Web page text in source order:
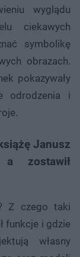
wyglądu
ciekawych
symbolikę
obrazach.
pokazywały
odrodzenia i
Janusz
a zostawił
Z czego taki
funkcje i gdzie
własny